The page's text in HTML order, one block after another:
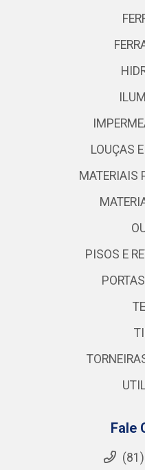
LOUÇAS
MATERIAIS
PISOS E
Fale